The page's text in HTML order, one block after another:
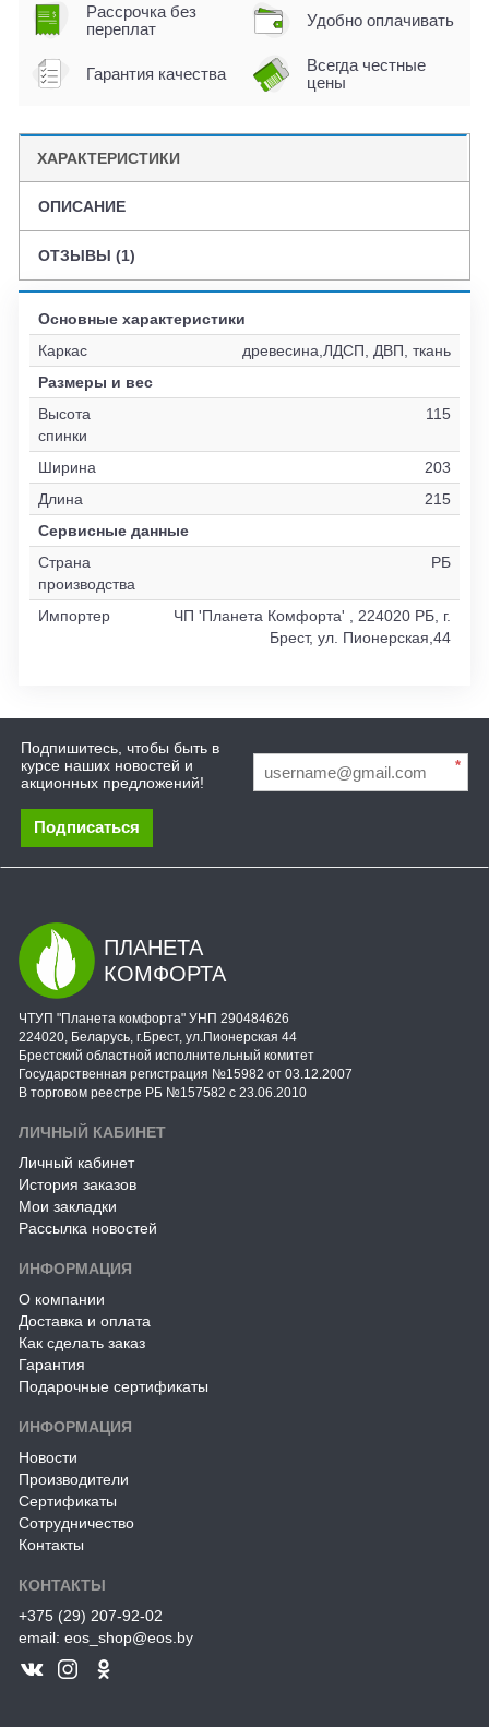
Рассрочка без
переплат
Удобно оплачивать
Гарантия качества
Всегда честные
цены
ХАРАКТЕРИСТИКИ
ОПИСАНИЕ
ОТЗЫВЫ (1)
Основные характеристики
Каркас
древесина,ЛДСП, ДВП, ткань
Размеры и вес
Высота
спинки
115
Ширина
203
Длина
215
Сервисные данные
Страна
производства
РБ
Импортер
ЧП 'Планета Комфорта' , 224020 РБ, г.
Брест, ул. Пионерская,44
Подпишитесь, чтобы быть в
курсе наших новостей и
акционных предложений!
*
Подписаться
ПЛАНЕТА
КОМФОРТА
ЧТУП "Планета комфорта" УНП 290484626
224020, Беларусь, г.Брест, ул.Пионерская 44
Брестский областной исполнительный комитет
Государственная регистрация №15982 от 03.12.2007
В торговом реестре РБ №157582 с 23.06.2010
ЛИЧНЫЙ КАБИНЕТ
Личный кабинет
История заказов
Мои закладки
Рассылка новостей
ИНФОРМАЦИЯ
О компании
Доставка и оплата
Как сделать заказ
Гарантия
Подарочные сертификаты
ИНФОРМАЦИЯ
Новости
Производители
Сертификаты
Сотрудничество
Контакты
КОНТАКТЫ
+375 (29) 207-92-02
email: eos_shop@eos.by